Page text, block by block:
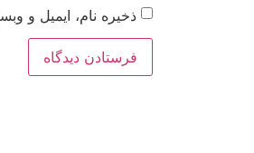
ذخیره نام، ایمیل و